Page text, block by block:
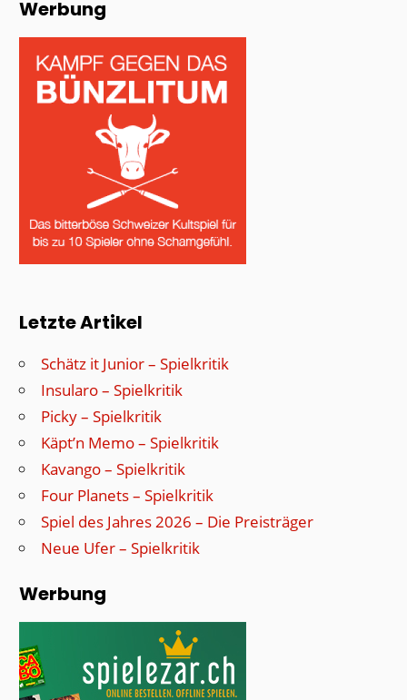
Werbung
Letzte Artikel
Schätz it Junior – Spielkritik
Insularo – Spielkritik
Picky – Spielkritik
Käpt’n Memo – Spielkritik
Kavango – Spielkritik
Four Planets – Spielkritik
Spiel des Jahres 2026 – Die Preisträger
Neue Ufer – Spielkritik
Werbung